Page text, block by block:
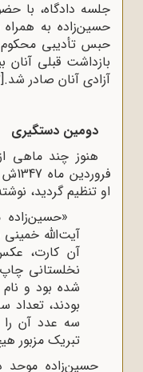
جلسه دادگاه، با
حبس تأدیبی
بازداشت قبلی
آزادی آنان صادر شد.
دومین دستگیری
هنوز چند ماهی
او تنظیم گردید،
آیت‌الله
آن کارت،
نخلستانی
شده بود و
بودند،
سه عدد آن را
تبریک مزبور